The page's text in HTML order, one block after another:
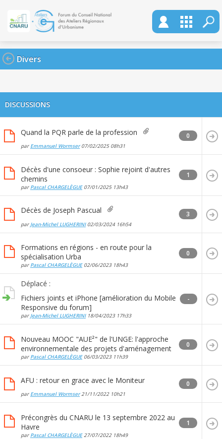
Divers
DISCUSSIONS
Quand la PQR parle de la profession
par Emmanuel Wormser07/02/2025 08h31
0
Décès d'une consoeur : Sophie rejoint d'autres
chemins
par Pascal CHARGELÈGUE07/01/2025 13h43
1
Décès de Joseph Pascual
par Jean-Michel LUGHERINI02/03/2024 16h54
3
Formations en régions - en route pour la
spécialisation Urba
par Pascal CHARGELÈGUE02/06/2023 18h43
0
Déplacé :
Fichiers joints et iPhone [amélioration du Mobile
Responsive du forum]
par Jean-Michel LUGHERINI18/04/2023 17h33
-
Nouveau MOOC "AUE²" de l'UNGE: l'approche
environnementale des projets d'aménagement
par Pascal CHARGELÈGUE06/03/2023 11h39
0
AFU : retour en grace avec le Moniteur
par Emmanuel Wormser21/11/2022 10h21
0
Précongrès du CNARU le 13 septembre 2022 au
Havre
par Pascal CHARGELÈGUE27/07/2022 18h49
1